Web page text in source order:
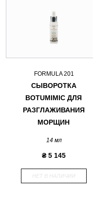
FORMULA 201
СЫВОРОТКА
BOTUMIMIC ДЛЯ
РАЗГЛАЖИВАНИЯ
МОРЩИН
14 мл
₴ 5 145
НЕТ В НАЛИЧИИ